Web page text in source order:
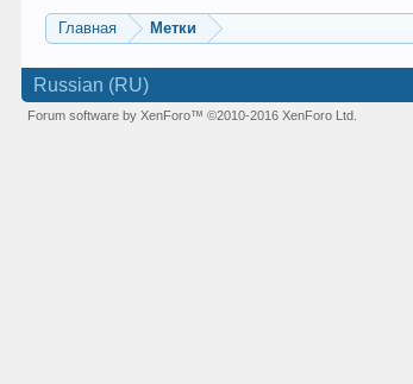
Главная Метки
Russian (RU)
Forum software by XenForo™©2010-2016 XenForo Ltd.